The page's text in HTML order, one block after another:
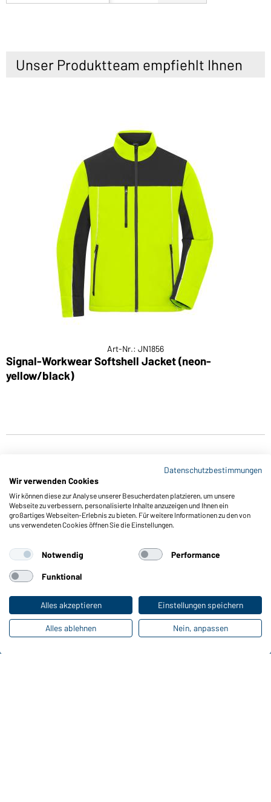
Unser Produktteam empfiehlt Ihnen
Art-Nr.: JN1856
Signal-Workwear Softshell Jacket (neon-
yellow/black)
Funktionen & Pflege
Pflegehinweise
Farben
Online-Kataloge
Zu den Download-Links
Datenschutzbestimmungen
Wir verwenden Cookies
Wir können diese zur Analyse unserer Besucherdaten platzieren, um unsere
Webseite zu verbessern, personalisierte Inhalte anzuzeigen und Ihnen ein
großartiges Webseiten-Erlebnis zu bieten. Für weitere Informationen zu den von
uns verwendeten Cookies öffnen Sie die Einstellungen.
Notwendig Performance
Funktional
Alles akzeptieren Einstellungen speichern
Alles ablehnen Nein, anpassen